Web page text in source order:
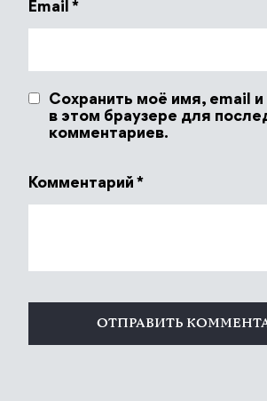
Email *
Сохранить моё имя, email и
в этом браузере для
комментариев.
Комментарий *